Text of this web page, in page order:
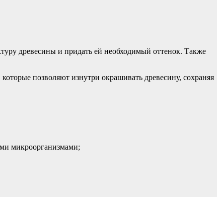
древесины и придать ей необходимый оттенок. Также
позволяют изнутри окрашивать древесину, сохраняя
микроорганизмами;